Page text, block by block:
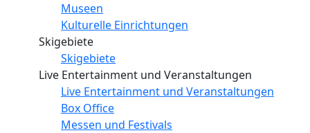
Museen
Kulturelle Einrichtungen
Skigebiete
Skigebiete
Live Entertainment und Veranstaltungen
Live Entertainment und Veranstaltungen
Box Office
Messen und Festivals